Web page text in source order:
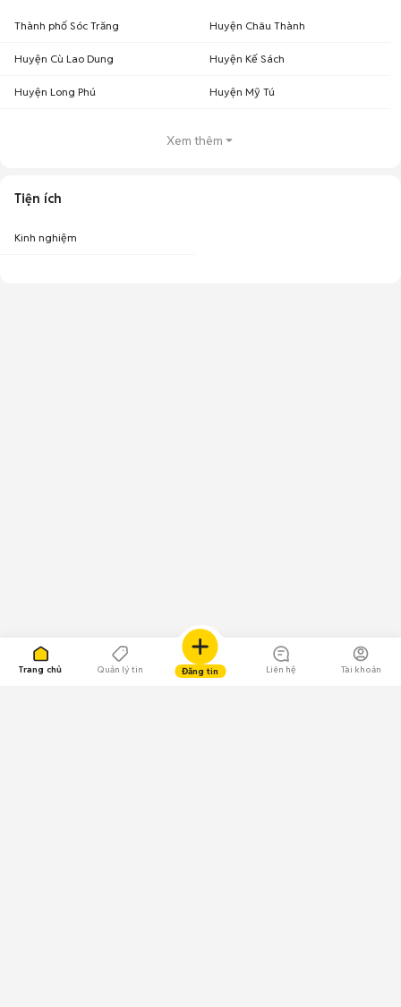
Trang chủ Quản lý tin Đăng tin Liên hệ Tài khoản
Thành phố Sóc Trăng Huyện Châu Thành
Huyện Cù Lao Dung Huyện Kế Sách
Huyện Long Phú Huyện Mỹ Tú
Xem thêm
Tiện ích
Kinh nghiệm